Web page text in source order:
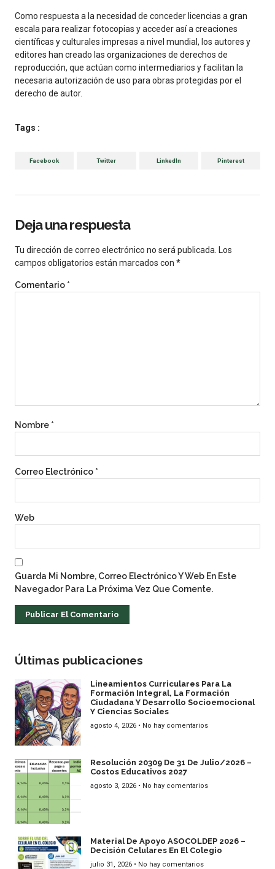
Como respuesta a la necesidad de conceder licencias a gran
escala para realizar fotocopias y acceder así a creaciones
científicas y culturales impresas a nivel mundial, los autores y
editores han creado las organizaciones de derechos de
reproducción, que actúan como intermediarios y facilitan la
necesaria autorización de uso para obras protegidas por el
derecho de autor.
Tags :
Facebook Twitter LinkedIn Pinterest
Deja una respuesta
Tu dirección de correo electrónico no será publicada. Los
campos obligatorios están marcados con *
Comentario *
Nombre *
Correo Electrónico *
Web
Guarda Mi Nombre, Correo Electrónico Y Web En Este
Navegador Para La Próxima Vez Que Comente.
Últimas publicaciones
Lineamientos Curriculares Para La
Formación Integral, La Formación
Ciudadana Y Desarrollo Socioemocional
Y Ciencias Sociales
agosto 4, 2026 No hay comentarios
Resolución 20309 De 31 De Julio/2026 –
Costos Educativos 2027
agosto 3, 2026 No hay comentarios
Material De Apoyo ASOCOLDEP 2026 –
Decisión Celulares En El Colegio
julio 31, 2026 No hay comentarios